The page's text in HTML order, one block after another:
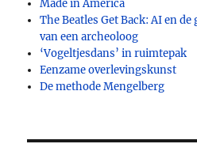
Made in America
The Beatles Get Back: AI en
van een archeoloog
‘Vogeltjesdans’ in ruimtepak
Eenzame overlevingskunst
De methode Mengelberg